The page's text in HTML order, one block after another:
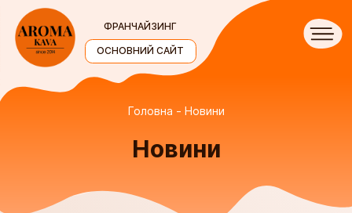
ФРАНЧАЙЗИНГ
ОСНОВНИЙ САЙТ
Головна Новини
Новини